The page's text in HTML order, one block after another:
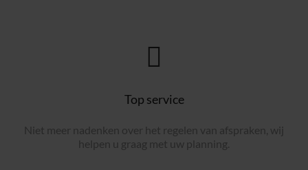
Top service
Niet meer nadenken over het regelen van afspraken, wij
helpen u graag met uw planning.